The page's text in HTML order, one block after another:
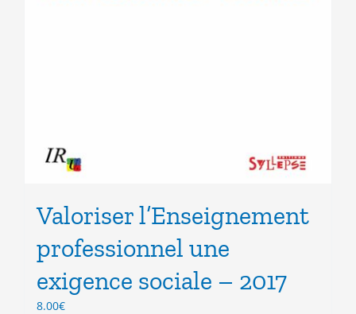
Valoriser l’Enseignement
professionnel une
exigence sociale – 2017
8.00€